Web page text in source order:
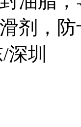
剂，
深圳